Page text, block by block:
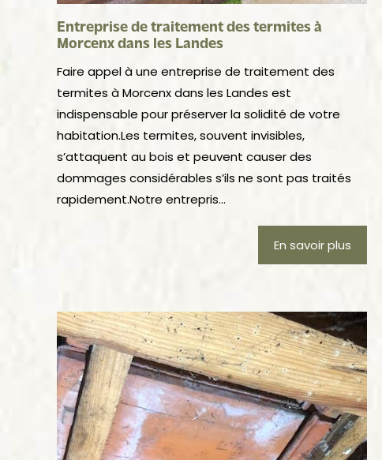
Entreprise de traitement des termites à
Morcenx dans les Landes
Faire appel à une entreprise de traitement des
termites à Morcenx dans les Landes est
indispensable pour préserver la solidité de votre
habitation.Les termites, souvent invisibles,
s’attaquent au bois et peuvent causer des
dommages considérables s’ils ne sont pas traités
rapidement.Notre entrepris...
En savoir plus